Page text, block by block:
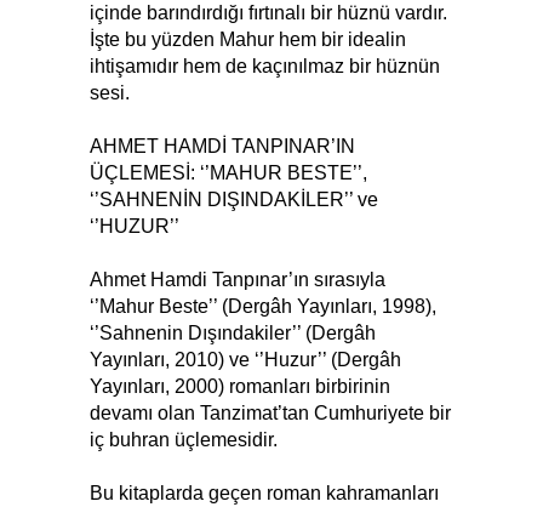
içinde barındırdığı fırtınalı bir hüznü vardır.
İşte bu yüzden Mahur hem bir idealin
ihtişamıdır hem de kaçınılmaz bir hüznün
sesi.
AHMET HAMDİ TANPINAR’IN
ÜÇLEMESİ: ‘’MAHUR BESTE’’,
‘’SAHNENİN DIŞINDAKİLER’’ ve
‘’HUZUR’’
Ahmet Hamdi Tanpınar’ın sırasıyla
‘’Mahur Beste’’ (Dergâh Yayınları, 1998),
‘’Sahnenin Dışındakiler’’ (Dergâh
Yayınları, 2010) ve ‘’Huzur’’ (Dergâh
Yayınları, 2000) romanları birbirinin
devamı olan Tanzimat’tan Cumhuriyete bir
iç buhran üçlemesidir.
Bu kitaplarda geçen roman kahramanları